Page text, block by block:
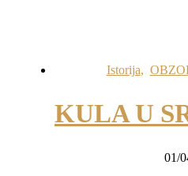
Istorija,
KULA U
01/